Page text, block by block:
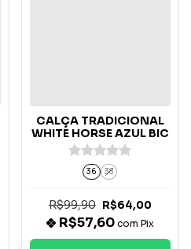
CALÇA TRADICIONAL
WHITE HORSE AZUL BIC
36 38
R$99,90 R$64,00
R$57,60 com Pix